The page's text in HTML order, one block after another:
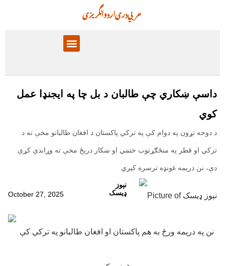
انگریزیاردودریعربي
کوي
د دوحه تړون په دوام کې په ترکي پاکستان د افغان طالبانو مخې ته د
ترکي او قطر په منځګړتوب ختمي او ښکار دریځ مخې ته وړاندې کړې
دې، نن دریمه غونډه ترسره کیږي
October 27, 2025
نېوز
ډیسک